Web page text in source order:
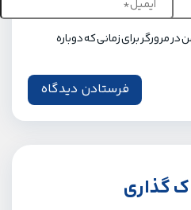
مرورگر برای زمانی که دوباره
گذاری